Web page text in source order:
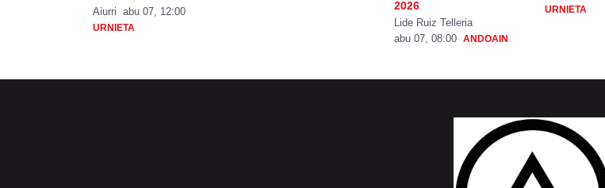
Aiurri abu 07, 12:00
URNIETA
2026
Lide Ruiz Telleria
abu 07, 08:00 ANDOAIN
URNIETA